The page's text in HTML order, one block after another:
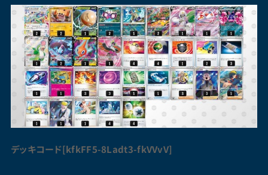
デッキコード[kfkFF5-8Ladt3-fkVVvV]